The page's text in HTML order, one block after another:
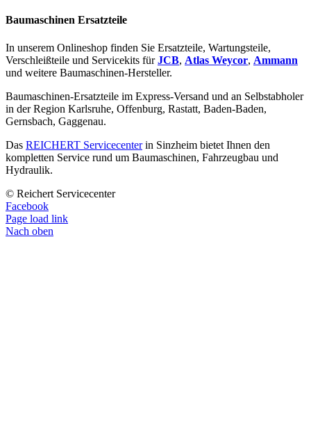
Baumaschinen Ersatzteile
In unserem Onlineshop finden Sie Ersatzteile, Wartungsteile,
Verschleißteile und Servicekits fürJCB, Atlas Weycor, Ammann
und weitere Baumaschinen-Hersteller.
Baumaschinen-Ersatzteile im Express-Versand und an Selbstabholer
in der Region Karlsruhe, Offenburg, Rastatt, Baden-Baden,
Gernsbach, Gaggenau.
Das REICHERT Servicecenterin Sinzheim bietet Ihnen den
kompletten Service rund um Baumaschinen, Fahrzeugbau und
Hydraulik.
© Reichert Servicecenter
Facebook
Page load link
Nach oben